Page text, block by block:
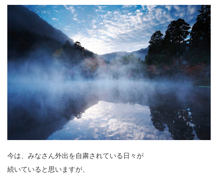
今は、みなさん外出を自粛されている日々が
続いていると思いますが、